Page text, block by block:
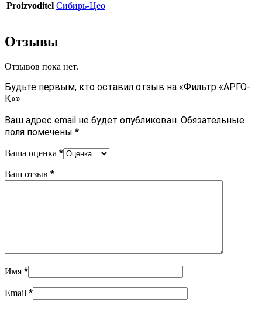
Proizvoditel Сибирь-Цео
Отзывы
Отзывов пока нет.
Будьте первым, кто оставил отзыв на «Фильтр «АРГО-
К»»
Ваш адрес email не будет опубликован. Обязательные
поля помечены *
Ваша оценка *
Ваш отзыв *
Имя *
Email *